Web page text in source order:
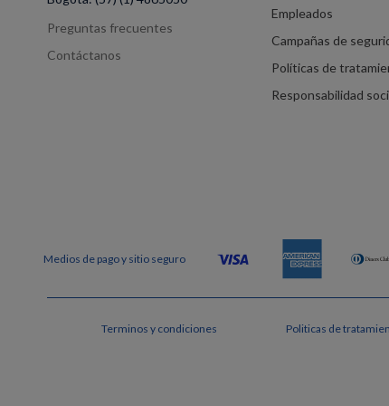
Preguntas frecuentes
Contáctanos
Empleados
Campañas de
Políticas de
Responsabilidad
Terminos y condiciones Politicas de